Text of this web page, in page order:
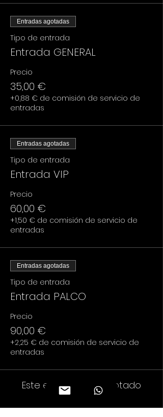
Entradas agotadas
Tipo de entrada
Entrada GENERAL
Precio
35,00 €
+0,88 € de comisión de servicio de
entradas
Entradas agotadas
Tipo de entrada
Entrada VIP
Precio
60,00 €
+1,50 € de comisión de servicio de
entradas
Entradas agotadas
Tipo de entrada
Entrada PALCO
Precio
90,00 €
+2,25 € de comisión de servicio de
entradas
Este evento está agotado